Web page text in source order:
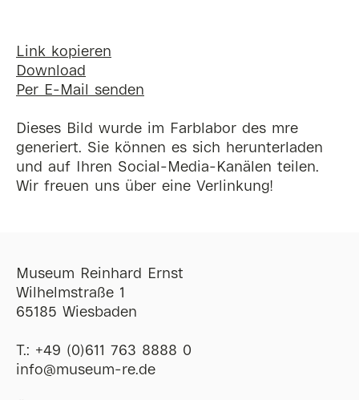
Link kopieren
Download
Per E-Mail senden
Dieses Bild wurde im Farblabor des mre
generiert. Sie können es sich herunterladen
und auf Ihren Social-Media-Kanälen teilen.
Wir freuen uns über eine Verlinkung!
Museum Reinhard Ernst
Wilhelmstraße 1
65185 Wiesbaden
T.: +49 (0)611 763 8888 0
ofni@museum-re de